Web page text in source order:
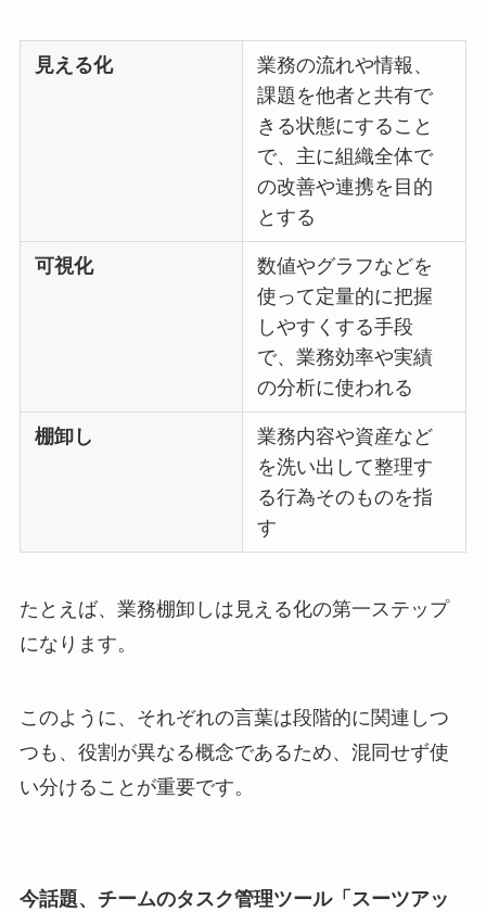
見える化
業務の流れや情報、
課題を他者と共有で
きる状態にすること
で、主に組織全体で
の改善や連携を目的
とする
可視化
数値やグラフなどを
使って定量的に把握
しやすくする手段
で、業務効率や実績
の分析に使われる
棚卸し
業務内容や資産など
を洗い出して整理す
る行為そのものを指
す
たとえば、業務棚卸しは見える化の第一ステップ
になります。
このように、それぞれの言葉は段階的に関連しつ
つも、役割が異なる概念であるため、混同せず使
い分けることが重要です。
今話題、チームのタスク管理ツール「スーツアッ